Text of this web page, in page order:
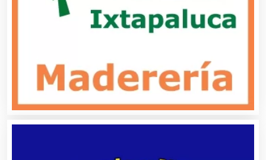
Asociaciones Empresariales
Audio, Sonido e Iluminación
Audios para Eventos